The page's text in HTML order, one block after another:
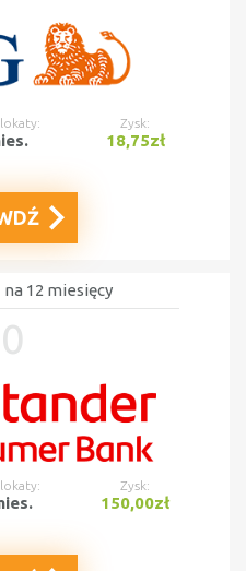
Zysk:
18,75zł
12 miesięcy
Zysk:
150,00zł